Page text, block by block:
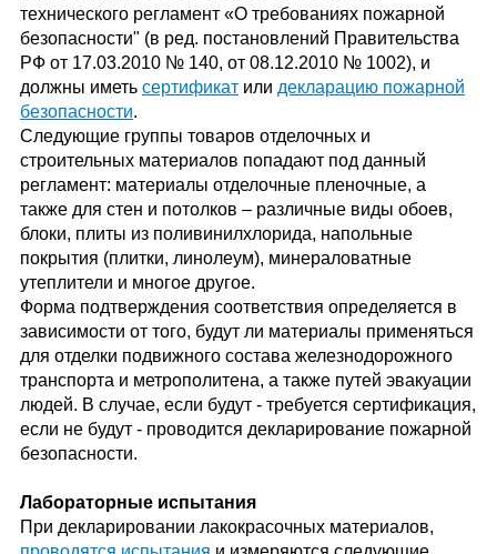
технического регламент «О требованиях пожарной
безопасности" (в ред. постановлений Правительства
РФ от 17.03.2010 № 140, от 08.12.2010 № 1002), и
должны иметь сертификат или декларацию пожарной
безопасности.
Следующие группы товаров отделочных и
строительных материалов попадают под данный
регламент: материалы отделочные пленочные, а
также для стен и потолков – различные виды обоев,
блоки, плиты из поливинилхлорида, напольные
покрытия (плитки, линолеум), минераловатные
утеплители и многое другое.
Форма подтверждения соответствия определяется в
зависимости от того, будут ли материалы применяться
для отделки подвижного состава железнодорожного
транспорта и метрополитена, а также путей эвакуации
людей. В случае, если будут - требуется сертификация,
если не будут - проводится декларирование пожарной
безопасности.
Лабораторные испытания
При декларировании лакокрасочных материалов,